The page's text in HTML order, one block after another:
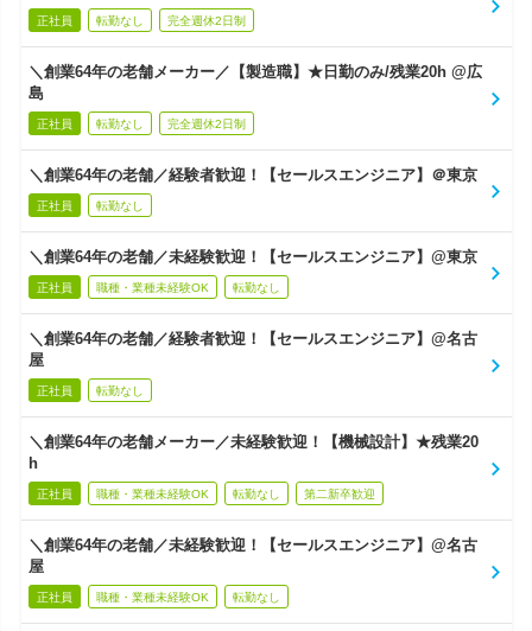
正社員 転勤なし 完全週休2日制
＼創業64年の老舗メーカー／【製造職】★日勤のみ/残業20h @広
島
正社員 転勤なし 完全週休2日制
＼創業64年の老舗／経験者歓迎！【セールスエンジニア】＠東京
正社員 転勤なし
＼創業64年の老舗／未経験歓迎！【セールスエンジニア】@東京
正社員 職種・業種未経験OK 転勤なし
＼創業64年の老舗／経験者歓迎！【セールスエンジニア】@名古
屋
正社員 転勤なし
＼創業64年の老舗メーカー／未経験歓迎！【機械設計】★残業20
h
正社員 職種・業種未経験OK 転勤なし 第二新卒歓迎
＼創業64年の老舗／未経験歓迎！【セールスエンジニア】@名古
屋
正社員 職種・業種未経験OK 転勤なし